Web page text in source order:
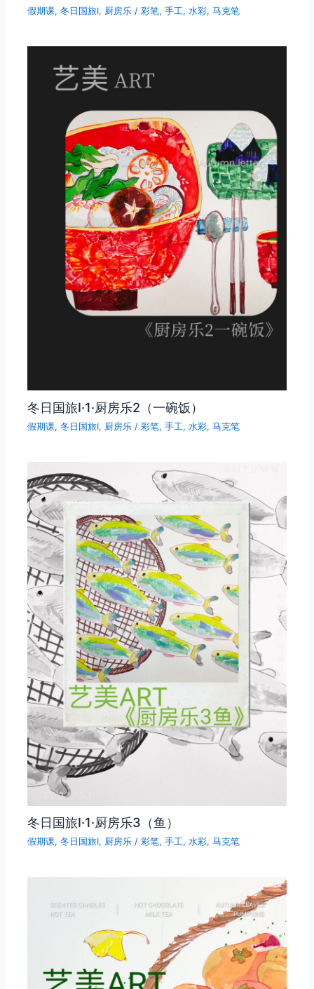
假期课,冬日国旅Ⅰ, 厨房乐 /彩笔,手工,水彩,马克笔
冬日国旅Ⅰ·1·厨房乐2（一碗饭）
假期课,冬日国旅Ⅰ, 厨房乐 /彩笔,手工,水彩,马克笔
冬日国旅Ⅰ·1·厨房乐3（鱼）
假期课,冬日国旅Ⅰ, 厨房乐 /彩笔,手工,水彩,马克笔